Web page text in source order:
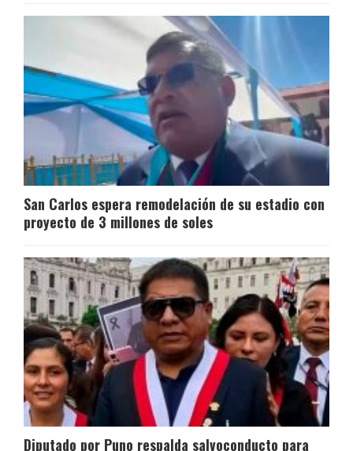
San Carlos espera remodelación de su estadio con
proyecto de 3 millones de soles
Diputado por Puno respalda salvoconducto para